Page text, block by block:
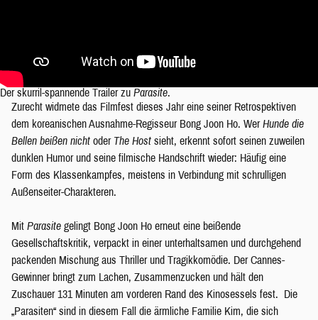
Der skurril-spannende Trailer zu Parasite.
Zurecht widmete das Filmfest dieses Jahr eine seiner Retrospektiven
dem koreanischen Ausnahme-Regisseur Bong Joon Ho. WerHunde die
Bellen beißen nicht oder The Host sieht, erkennt sofort seinen zuweilen
dunklen Humor und seine filmische Handschrift wieder: Häufig eine
Form des Klassenkampfes, meistens in Verbindung mit schrulligen
Außenseiter-Charakteren.
Mit Parasite gelingt Bong Joon Ho erneut eine beißende
Gesellschaftskritik, verpackt in einer unterhaltsamen und durchgehend
packenden Mischung aus Thriller und Tragikkomödie. Der Cannes-
Gewinner bringt zum Lachen, Zusammenzucken und hält den
Zuschauer 131 Minuten am vorderen Rand des Kinosessels fest. Die
„Parasiten“ sind in diesem Fall die ärmliche Familie Kim, die sich